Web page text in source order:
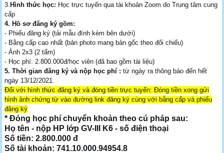
3. Hình thức học: Học trực tuyến qua tài khoản Zoom do Trung tâm cung
cấp
4. Hồ sơ đăng ký gồm:
- Phiếu đăng ký (tải mẫu đính kèm bên dưới)
- Bằng cấp cao nhất (bản photo mang bản gốc theo đối chiếu)
- Ảnh 2x3 (2 tấm)
- Học phí: 2.800.000đ/học viên (đã bao gồm tài liệu)
5. Thời gian đăng ký và nộp học phí : từ ngày ra thông báo đến hết
ngày 13/12/2021.
Đối với hình thức đăng ký và đóng tiền trực tuyến: Đóng tiền xong gửi
hình ảnh chứng từ vào đường link đăng ký cùng với bằng cấp và phiếu
đăng ký
* Đóng học phí chuyển khoản theo cú pháp sau:
Họ tên - nộp HP lớp GV-III K6 - số điện thoại
Số tiền: 2.800.000 đ
Số tài khoản: 741.10.000.94954.8